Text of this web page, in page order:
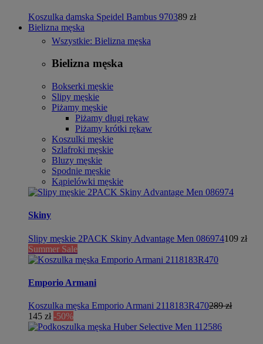
Koszulka damska Speidel Bambus 970389 zł
Bielizna męska
Wszystkie: Bielizna męska
Bielizna męska
Bokserki męskie
Slipy męskie
Piżamy męskie
Piżamy długi rękaw
Piżamy krótki rękaw
Koszulki męskie
Szlafroki męskie
Bluzy męskie
Spodnie męskie
Kąpielówki męskie
Skiny
Slipy męskie 2PACK Skiny Advantage Men 086974109 zł
Summer Sale
Emporio Armani
Koszulka męska Emporio Armani 2118183R470289 zł
145 zł -50%